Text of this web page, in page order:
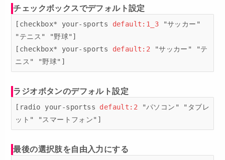
チェックボックスでデフォルト設定
[checkbox* your-sports default:1_3 "サッカー"
"テニス" "野球"]
[checkbox* your-sports default:2 "サッカー" "テ
ニス" "野球"]
ラジオボタンのデフォルト設定
[radio your-sportss default:2 "パソコン" "タブレ
ット" "スマートフォン"]
最後の選択肢を自由入力にする